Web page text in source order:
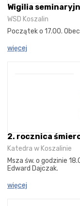
Wigilia
WSD Koszalin
Początek o 17.00.
więcej
2. rocznica
Katedra w Koszalinie
Msza św. o godzinie
Edward Dajczak.
więcej